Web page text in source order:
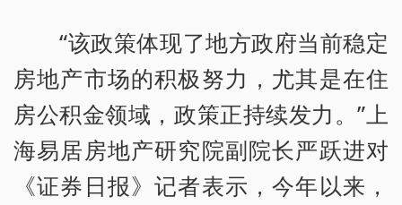
“该政策体现了地方政府当前稳定
房地产市场的积极努力，尤其是在住
房公积金领域，政策正持续发力。”上
海易居房地产研究院副院长严跃进对
《证券日报》记者表示，今年以来，